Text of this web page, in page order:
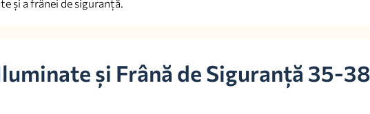
și a frânei de siguranță.
și Frână de Siguranță 35-38